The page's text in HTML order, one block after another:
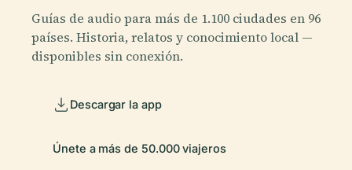
Guías de audio para más de 1.100 ciudades en 96
países. Historia, relatos y conocimiento local —
disponibles sin conexión.
Descargar la app
Únete a más de 50.000 viajeros